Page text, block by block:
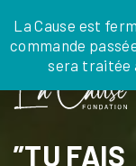
to
the
La Cause est
commande
sera traitée
JE DONNE JE
”TU FAIS